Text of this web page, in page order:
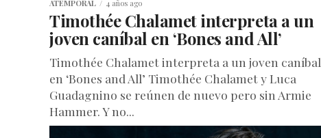
ATEMPORAL 4 años ago
Timothée Chalamet interpreta a un
joven caníbal en ‘Bones and All’
Timothée Chalamet interpreta a un joven caníbal
en ‘Bones and All’ Timothée Chalamet y Luca
Guadagnino se reúnen de nuevo pero sin Armie
Hammer. Y no...